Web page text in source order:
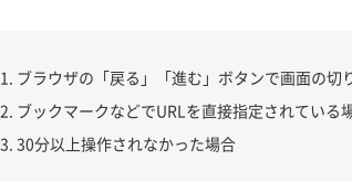
ブラウザの「戻る」「進む」ボタンで画面の切
ブックマークなどでURLを直接指定されている
30分以上操作されなかった場合